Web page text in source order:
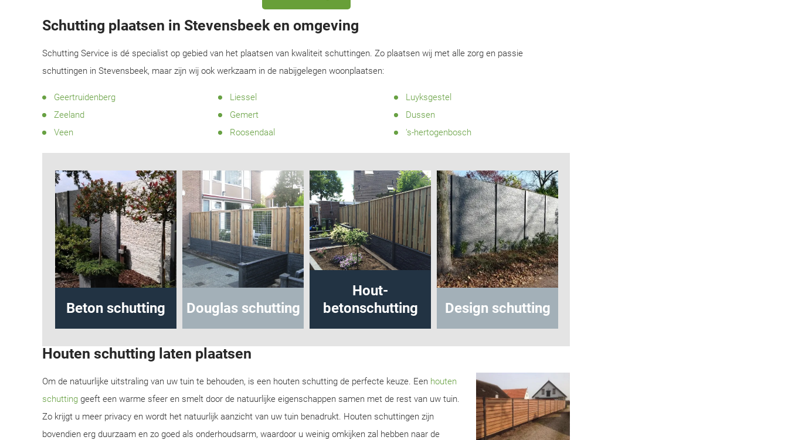
Schutting plaatsen in Stevensbeek en omgeving
Schutting Service is dé specialist op gebied van het plaatsen van kwaliteit schuttingen. Zo plaatsen wij met alle zorg en passie
schuttingen in Stevensbeek, maar zijn wij ook werkzaam in de nabijgelegen woonplaatsen:
Geertruidenberg Liessel
Luyksgestel
Zeeland
Gemert
Dussen
Veen
Roosendaal 's-hertogenbosch
schutting Douglas schutting
Hout-
betonschutting
Design schutting
Houten schutting laten plaatsen
Om de natuurlijke uitstraling van uw tuin te behouden, is een houten schutting de perfecte keuze. Een houten
schutting geeft een warme sfeer en smelt door de natuurlijke eigenschappen samen met de rest van uw tuin.
Zo krijgt u meer privacy en wordt het natuurlijk aanzicht van uw tuin benadrukt. Houten schuttingen zijn
bovendien erg duurzaam en zo goed als onderhoudsarm, waardoor u weinig omkijken zal hebben naar de